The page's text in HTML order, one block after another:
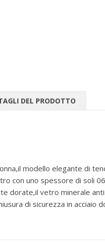
DEL PRODOTTO
modello elegante di
con uno spessore di soli
dorate,il vetro minerale
di sicurezza in acciaio